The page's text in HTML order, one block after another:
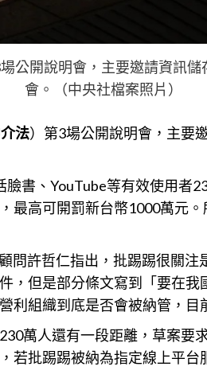
公開說明會，主要邀請資訊
會。（中央社檔案照片）
法）第3場公開說明會，主要
書、YouTube等有效使用者
最高可開罰新台幣1000萬元
問許哲仁指出，批踢踢很關
，但是部分條文寫到「要在
利組織到底是否會被納管，目
萬人還有一段距離，草案要
若批踢踢被納為指定線上平